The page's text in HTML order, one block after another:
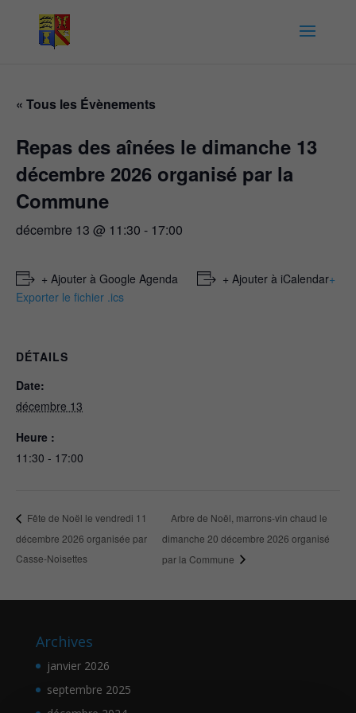
« Tous les Évènements
Repas des aînées le dimanche 13
décembre 2026 organisé par la
Commune
décembre 13 @ 11:30 - 17:00
+ Ajouter à Google Agenda + Ajouter à iCalendar+
Exporter le fichier .ics
DÉTAILS
Date:
décembre 13
Heure :
11:30 - 17:00
Fête de Noël le vendredi 11
décembre 2026 organisée par
Casse-Noisettes
Arbre de Noël, marrons-vin chaud le
dimanche 20 décembre 2026 organisé
par la Commune
Archives
janvier 2026
septembre 2025